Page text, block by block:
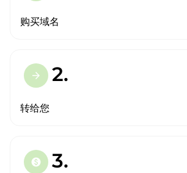
购买域名
arrow_forward 2.
转给您
paid 3.